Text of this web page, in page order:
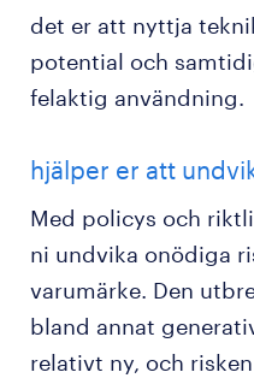
det er att nyttja
potential och
felaktig användning.
hjälper er att
Med policys och
ni undvika onödiga
varumärke. Den
bland annat
relativt ny, och